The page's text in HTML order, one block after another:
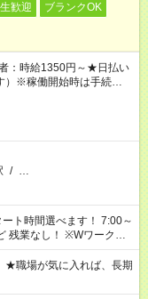
歓迎
ブランクOK
：時給1350円～★日払い
）※稼働開始時は手続き完
/ …
※Wワークの
の就業はご案内できませ
は社会保険への加入対象
の原則禁止）により、
い場合があります
職場が気に入れば、長期